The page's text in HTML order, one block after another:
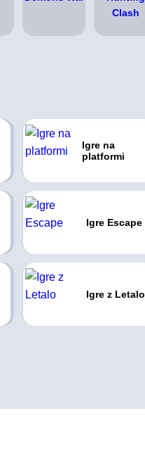
Igre na
platformi
Igre Escape
Igre z Letalo